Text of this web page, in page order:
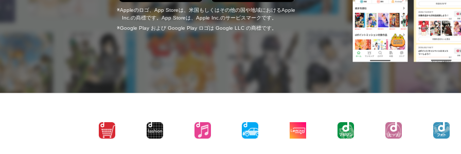
Appleのロゴ、App Storeは、米国もしくはその他の国や地域におけるApple
Inc.の商標です。App Storeは、Apple Inc.のサービスマークです。
Google Play および Google Play ロゴは Google LLC の商標です。